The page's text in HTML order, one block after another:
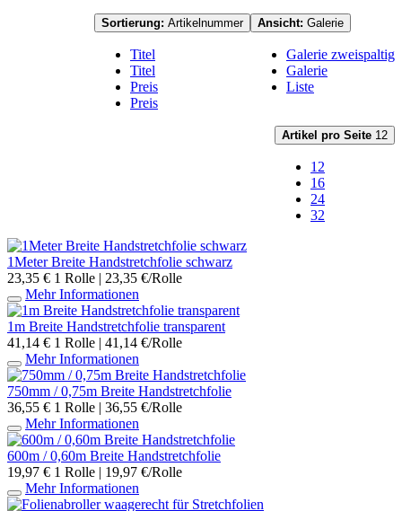
Ansicht: Galerie
Galerie zweispaltig
Galerie
Liste
Sortierung: Artikelnummer
Titel
Titel
Preis
Preis
Artikel pro Seite 12
12
16
24
32
1Meter Breite Handstretchfolie schwarz
23,35 € 1 Rolle | 23,35 €/Rolle
Mehr Informationen
1m Breite Handstretchfolie transparent
41,14 € 1 Rolle | 41,14 €/Rolle
Mehr Informationen
750mm / 0,75m Breite Handstretchfolie
36,55 € 1 Rolle | 36,55 €/Rolle
Mehr Informationen
600m / 0,60m Breite Handstretchfolie
19,97 € 1 Rolle | 19,97 €/Rolle
Mehr Informationen